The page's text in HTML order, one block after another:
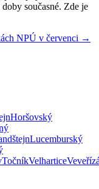
současné. Zde je
NPÚ v červenci →
Horšovský
Lucemburský
TočníkVelharticeVeveří